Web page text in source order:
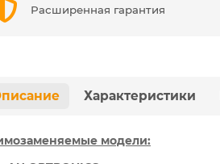
Расширенная гарантия
Характеристики
модели: